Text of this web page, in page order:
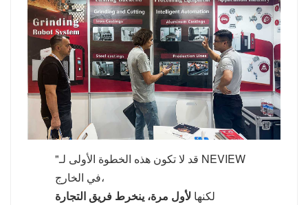
"قد لا تكون هذه الخطوة الأولى لـ NEVIEW
في الخارج،
لكنها لأول مرة، ينخرط فريق التجارة